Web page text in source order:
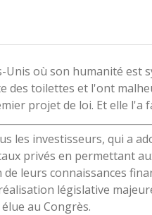
Unis où son humanité est
des toilettes et l'ont
projet de loi. Et elle l'a
les investisseurs, qui a
privés en permettant
leurs connaissances
législative
au Congrès.